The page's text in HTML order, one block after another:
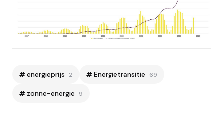
energieprijs 2 Energietransitie 69
zonne-energie 9